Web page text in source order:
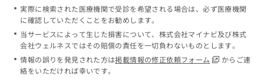
実際に検索された医療機関で受診を希望される場合は、必ず医療機関
に確認していただくことをお勧めします。
当サービスによって生じた損害について、株式会社マイナビ及び株式
会社ウェルネスではその賠償の責任を一切負わないものとします。
情報の誤りを発見された方は掲載情報の修正依頼フォーム
からご連
絡をいただければ幸いです。